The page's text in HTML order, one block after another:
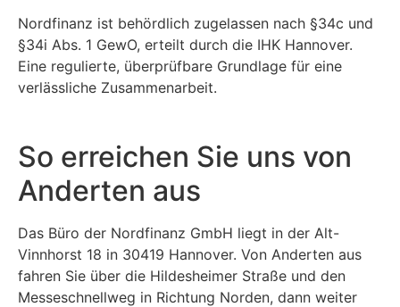
Nordfinanz ist behördlich zugelassen nach §34c und
§34i Abs. 1 GewO, erteilt durch die IHK Hannover.
Eine regulierte, überprüfbare Grundlage für eine
verlässliche Zusammenarbeit.
So erreichen Sie uns von
Anderten aus
Das Büro der Nordfinanz GmbH liegt in der Alt-
Vinnhorst 18 in 30419 Hannover. Von Anderten aus
fahren Sie über die Hildesheimer Straße und den
Messeschnellweg in Richtung Norden, dann weiter